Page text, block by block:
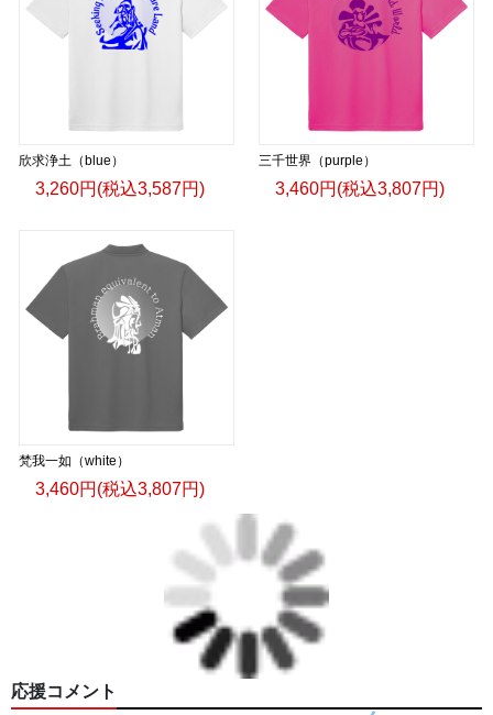
欣求浄土（blue）
3,260円(税込3,587円)
三千世界（purple）
3,460円(税込3,807円)
梵我一如（white）
3,460円(税込3,807円)
応援コメント